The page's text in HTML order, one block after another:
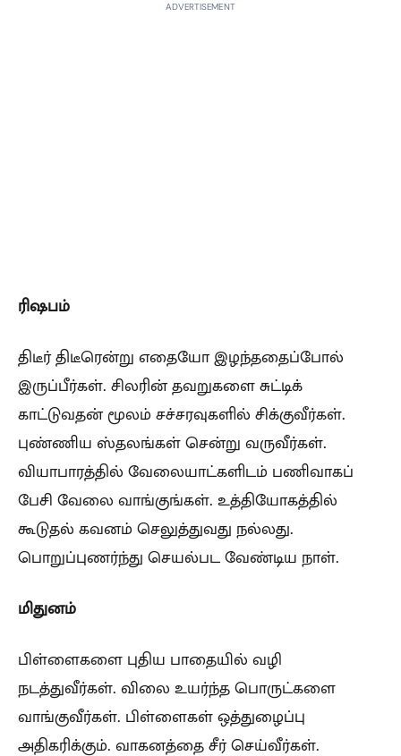
ADVERTISEMENT
ரிஷபம்
திடீர் திடீரென்று எதையோ இழந்ததைப்போல்
இருப்பீர்கள். சிலரின் தவறுகளை சுட்டிக்
காட்டுவதன் மூலம் சச்சரவுகளில் சிக்குவீர்கள்.
புண்ணிய ஸ்தலங்கள் சென்று வருவீர்கள்.
வியாபாரத்தில் வேலையாட்களிடம் பணிவாகப்
பேசி வேலை வாங்குங்கள். உத்தியோகத்தில்
கூடுதல் கவனம் செலுத்துவது நல்லது.
பொறுப்புணர்ந்து செயல்பட வேண்டிய நாள்.
மிதுனம்
பிள்ளைகளை புதிய பாதையில் வழி
நடத்துவீர்கள். விலை உயர்ந்த பொருட்களை
வாங்குவீர்கள். பிள்ளைகள் ஒத்துழைப்பு
அதிகரிக்கும். வாகனத்தை சீர் செய்வீர்கள்.